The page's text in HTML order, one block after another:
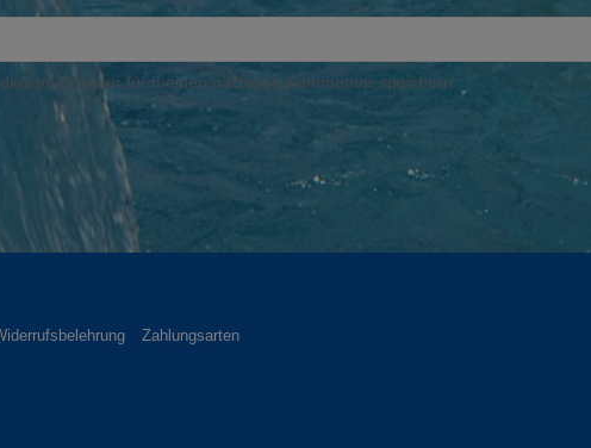
Browser für meinen nächsten Kommentar speichern.
Zahlungsarten